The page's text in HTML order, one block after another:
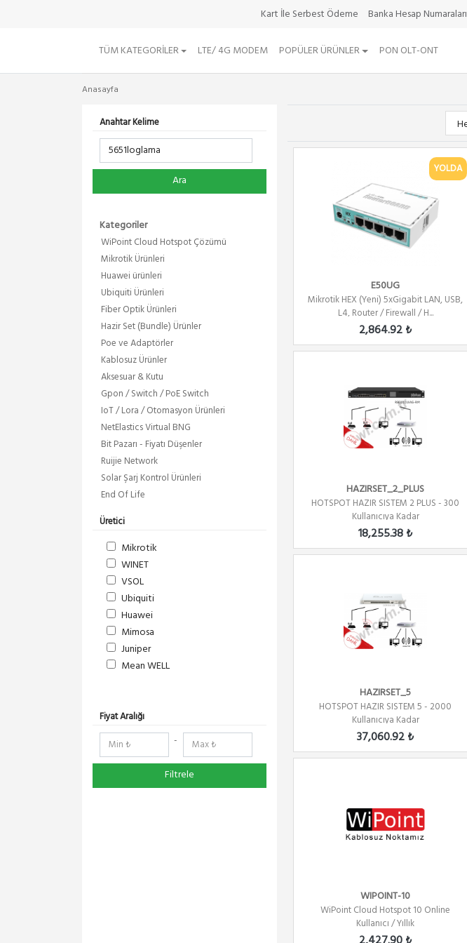
Kart İle Serbest Ödeme Banka Hesap Numaraları
TÜM KATEGORILER LTE/ 4G MODEM POPÜLER ÜRÜNLER PON OLT-ONT
Anasayfa
Anahtar Kelime
Ara
Kategoriler
WiPoint Cloud Hotspot Çözümü
Mikrotik Ürünleri
Huawei ürünleri
Ubiquiti Ürünleri
Fiber Optik Ürünleri
Hazir Set (Bundle) Ürünler
Poe ve Adaptörler
Kablosuz Ürünler
Aksesuar & Kutu
Gpon / Switch / PoE Switch
IoT / Lora / Otomasyon Ürünleri
NetElastics Virtual BNG
Bit Pazarı - Fiyatı Düşenler
Ruijie Network
Solar Şarj Kontrol Ürünleri
End Of Life
Üretici
Mikrotik
WINET
VSOL
Ubiquiti
Huawei
Mimosa
Juniper
Mean WELL
RedLine
RF Elements
NetElastic
Paessler
Compex
Fiyat Aralığı
-
Filtrele
YOLDA
E50UG
Mikrotik HEX (Yeni) 5xGigabit LAN, USB,
L4, Router / Firewall / H...
2,864.92 ₺
HAZIRSET_2_PLUS
HOTSPOT HAZIR SISTEM 2 PLUS - 300
Kullanıcıya Kadar
18,255.38 ₺
HAZIRSET_5
HOTSPOT HAZIR SISTEM 5 - 2000
Kullanıcıya Kadar
37,060.92 ₺
WIPOINT-10
WiPoint Cloud Hotspot 10 Online
Kullanıcı / Yıllık